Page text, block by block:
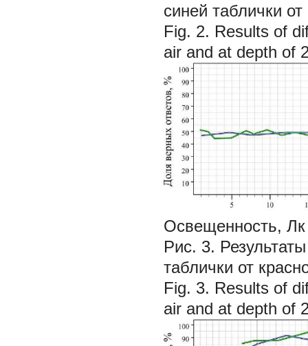
синей таблички
Fig. 2. Results of
air and at depth of
Освещенность, Лк
Рис. 3.
таблички от
Fig. 3. Results of
air and at depth of